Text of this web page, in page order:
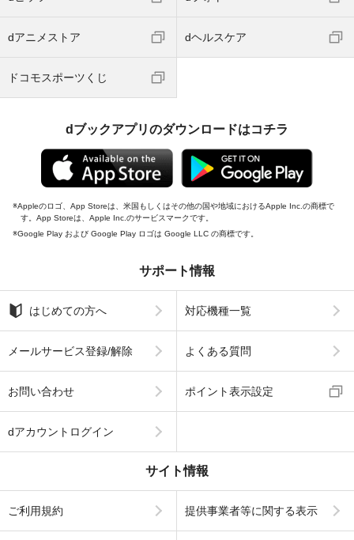
dアニメストア dヘルスケア
ドコモスポーツくじ
dブックアプリのダウンロードはコチラ
Appleのロゴ、App Storeは、米国もしくはその他の国や地域におけるApple Inc.の商標で
す。App Storeは、Apple Inc.のサービスマークです。
Google Play および Google Play ロゴは Google LLC の商標です。
サポート情報
はじめての方へ 対応機種一覧
メールサービス登録/解除 よくある質問
お問い合わせ ポイント表示設定
dアカウントログイン
サイト情報
ご利用規約 提供事業者等に関する表示